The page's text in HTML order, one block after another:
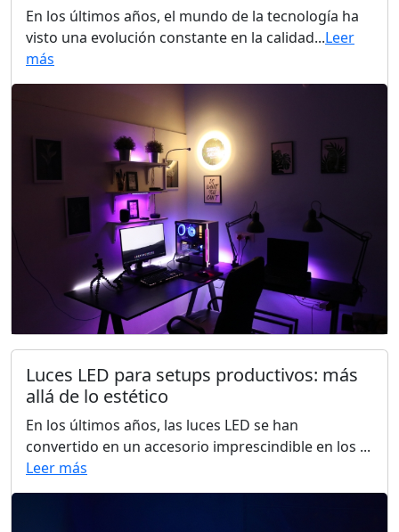
En los últimos años, el mundo de la tecnología ha
visto una evolución constante en la calidad...Leer
más
Luces LED para setups productivos: más
allá de lo estético
En los últimos años, las luces LED se han
convertido en un accesorio imprescindible en los ...
Leer más